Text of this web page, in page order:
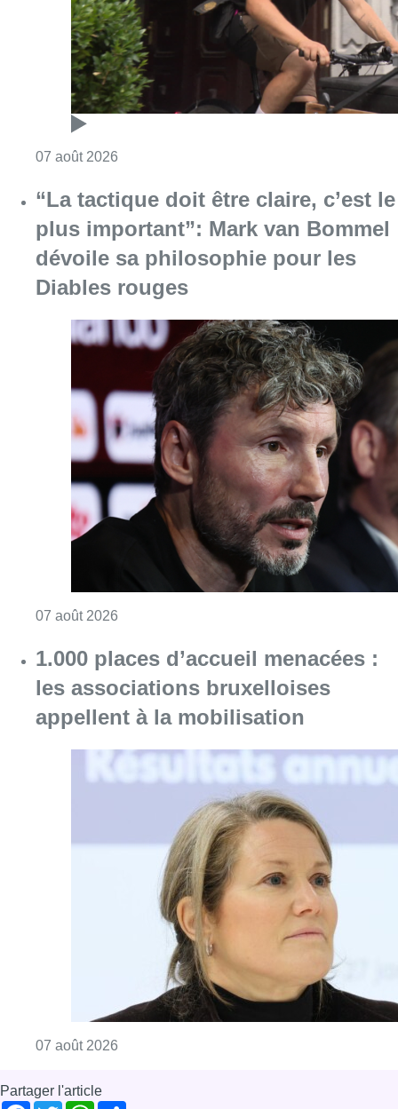
07 août 2026
“La tactique doit être claire, c’est le
plus important”: Mark van Bommel
dévoile sa philosophie pour les
Diables rouges
07 août 2026
1.000 places d’accueil menacées :
les associations bruxelloises
appellent à la mobilisation
07 août 2026
Partager l'article